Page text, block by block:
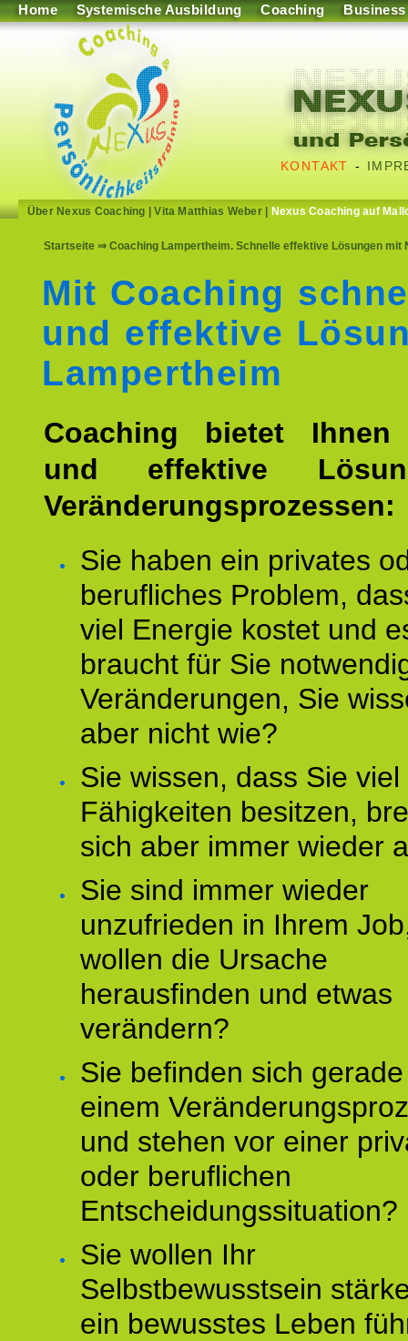
Home Systemische Ausbildung Coaching Business
KONTAKT -
Über Nexus Coaching |Vita Matthias Weber| Nexus Coaching auf
Startseite ⇒ Coaching Lampertheim. Schnelle effektive Lösungen
Mit Coaching
und effektive
Lampertheim
Coaching bietet Ihnen
und effektive
Veränderungsprozessen:
Sie haben ein privates
berufliches Problem,
viel Energie kostet und
braucht für Sie
Veränderungen, Sie
aber nicht wie?
Sie wissen, dass Sie
Fähigkeiten besitzen,
sich aber immer wieder
Sie sind immer wieder
unzufrieden in Ihrem
wollen die Ursache
herausfinden und etwas
verändern?
Sie befinden sich
einem
und stehen vor einer
oder beruflichen
Entscheidungssituation?
Sie wollen Ihr
Selbstbewusstsein
ein bewusstes Leben